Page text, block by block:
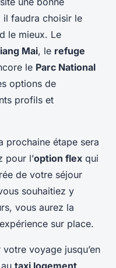
il faudra choisir le
le mieux. Le
Mai, le refuge
le Parc National
options de
profils et
prochaine étape sera
pour l’option flex qui
de votre séjour
souhaitiez y
vous aurez la
sur place.
voyage jusqu’en